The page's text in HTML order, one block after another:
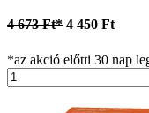
4 673 Ft* 4 450 Ft
*az akció előtti 30 nap